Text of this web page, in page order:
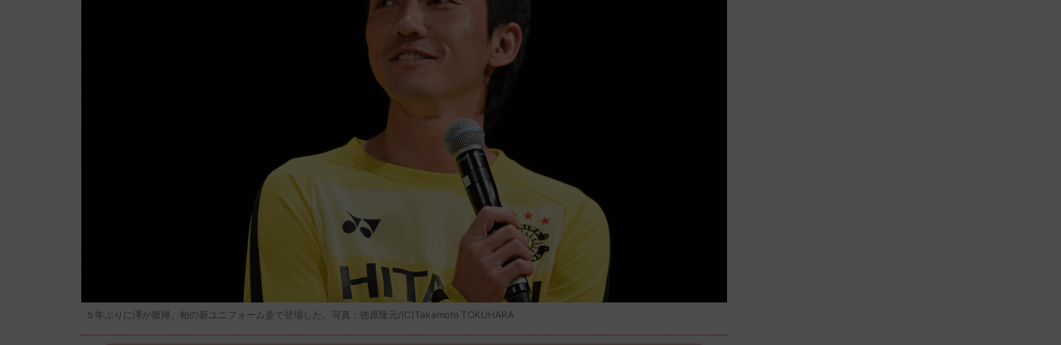
５年ぶりに澤が復帰。柏の新ユニフォーム姿で登場した。写真：徳原隆元/(C)Takamoto TOKUHARA